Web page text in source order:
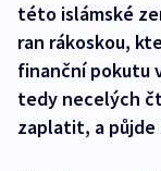
této islámské
ran rákoskou,
finanční pokutu
tedy necelých
zaplatit, a půjde